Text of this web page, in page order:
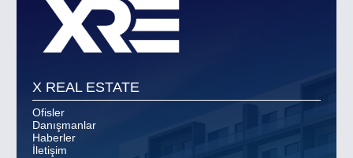
X REAL ESTATE
Ofisler
Danışmanlar
Haberler
İletişim